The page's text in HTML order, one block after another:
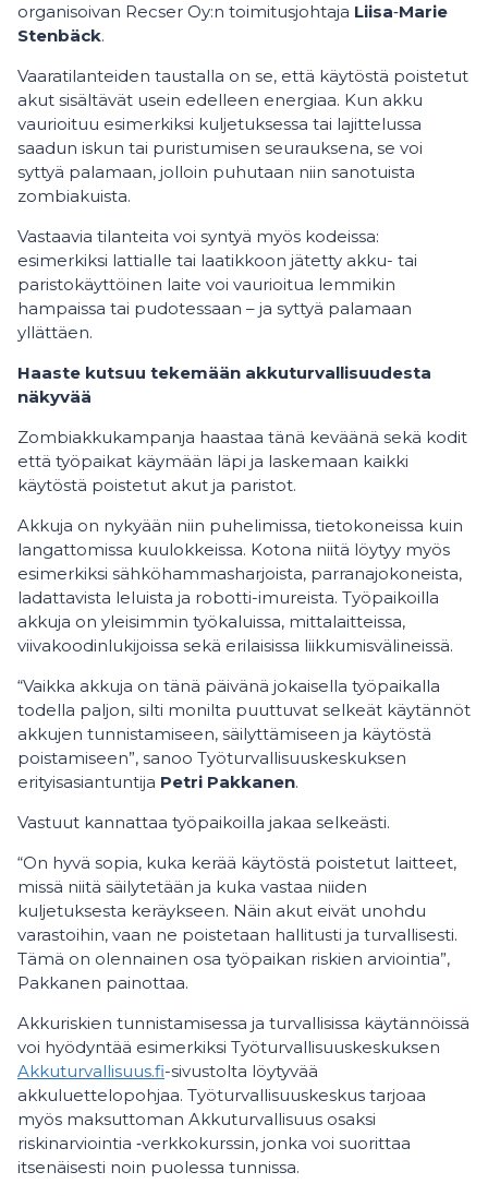
organisoivan Recser Oy:n toimitusjohtaja Liisa‑Marie
Stenbäck.
Vaaratilanteiden taustalla on se, että käytöstä poistetut
akut sisältävät usein edelleen energiaa. Kun akku
vaurioituu esimerkiksi kuljetuksessa tai lajittelussa
saadun iskun tai puristumisen seurauksena, se voi
syttyä palamaan, jolloin puhutaan niin sanotuista
zombiakuista.
Vastaavia tilanteita voi syntyä myös kodeissa:
esimerkiksi lattialle tai laatikkoon jätetty akku- tai
paristokäyttöinen laite voi vaurioitua lemmikin
hampaissa tai pudotessaan – ja syttyä palamaan
yllättäen.
Haaste kutsuu tekemään akkuturvallisuudesta
näkyvää
Zombiakkukampanja haastaa tänä keväänä sekä kodit
että työpaikat käymään läpi ja laskemaan kaikki
käytöstä poistetut akut ja paristot.
Akkuja on nykyään niin puhelimissa, tietokoneissa kuin
langattomissa kuulokkeissa. Kotona niitä löytyy myös
esimerkiksi sähköhammasharjoista, parranajokoneista,
ladattavista leluista ja robotti-imureista. Työpaikoilla
akkuja on yleisimmin työkaluissa, mittalaitteissa,
viivakoodinlukijoissa sekä erilaisissa liikkumisvälineissä.
“Vaikka akkuja on tänä päivänä jokaisella työpaikalla
todella paljon, silti monilta puuttuvat selkeät käytännöt
akkujen tunnistamiseen, säilyttämiseen ja käytöstä
poistamiseen”, sanoo Työturvallisuuskeskuksen
erityisasiantuntija Petri Pakkanen.
Vastuut kannattaa työpaikoilla jakaa selkeästi.
“On hyvä sopia, kuka kerää käytöstä poistetut laitteet,
missä niitä säilytetään ja kuka vastaa niiden
kuljetuksesta keräykseen. Näin akut eivät unohdu
varastoihin, vaan ne poistetaan hallitusti ja turvallisesti.
Tämä on olennainen osa työpaikan riskien arviointia”,
Pakkanen painottaa.
Akkuriskien tunnistamisessa ja turvallisissa käytännöissä
voi hyödyntää esimerkiksi Työturvallisuuskeskuksen
Akkuturvallisuus.fi-sivustolta löytyvää
akkuluettelopohjaa. Työturvallisuuskeskus tarjoaa
myös maksuttoman Akkuturvallisuus osaksi
riskinarviointia ‑verkkokurssin, jonka voi suorittaa
itsenäisesti noin puolessa tunnissa.